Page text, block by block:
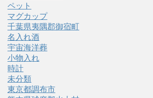
ペット
マグカップ
千葉県夷隅郡御宿町
名入れ酒
宇宙海洋葬
小物入れ
時計
未分類
東京都調布市